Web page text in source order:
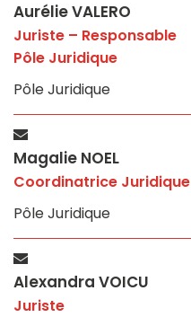
Aurélie VALERO
Juriste – Responsable
Pôle Juridique
Pôle Juridique
Magalie NOEL
Coordinatrice Juridique
Pôle Juridique
Alexandra VOICU
Juriste